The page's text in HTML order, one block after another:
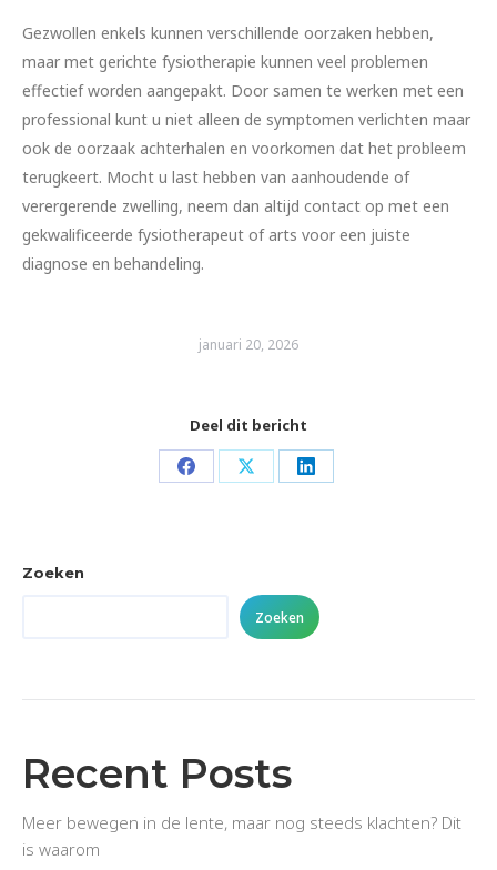
Gezwollen enkels kunnen verschillende oorzaken hebben,
maar met gerichte fysiotherapie kunnen veel problemen
effectief worden aangepakt. Door samen te werken met een
professional kunt u niet alleen de symptomen verlichten maar
ook de oorzaak achterhalen en voorkomen dat het probleem
terugkeert. Mocht u last hebben van aanhoudende of
verergerende zwelling, neem dan altijd contact op met een
gekwalificeerde fysiotherapeut of arts voor een juiste
diagnose en behandeling.
januari 20, 2026
Deel dit bericht
Share Share Share
Zoeken
Zoeken
Recent Posts
Meer bewegen in de lente, maar nog steeds klachten? Dit
is waarom